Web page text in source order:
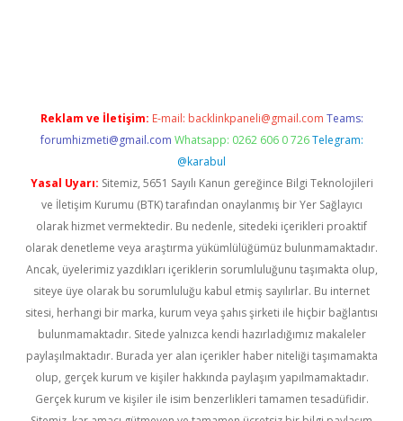
Reklam ve İletişim: E-mail: backlinkpaneli@gmail.com Teams:
forumhizmeti@gmail.com Whatsapp: 0262 606 0 726 Telegram:
@karabul
Yasal Uyarı: Sitemiz, 5651 Sayılı Kanun gereğince Bilgi Teknolojileri
ve İletişim Kurumu (BTK) tarafından onaylanmış bir Yer Sağlayıcı
olarak hizmet vermektedir. Bu nedenle, sitedeki içerikleri proaktif
olarak denetleme veya araştırma yükümlülüğümüz bulunmamaktadır.
Ancak, üyelerimiz yazdıkları içeriklerin sorumluluğunu taşımakta olup,
siteye üye olarak bu sorumluluğu kabul etmiş sayılırlar. Bu internet
sitesi, herhangi bir marka, kurum veya şahıs şirketi ile hiçbir bağlantısı
bulunmamaktadır. Sitede yalnızca kendi hazırladığımız makaleler
paylaşılmaktadır. Burada yer alan içerikler haber niteliği taşımamakta
olup, gerçek kurum ve kişiler hakkında paylaşım yapılmamaktadır.
Gerçek kurum ve kişiler ile isim benzerlikleri tamamen tesadüfidir.